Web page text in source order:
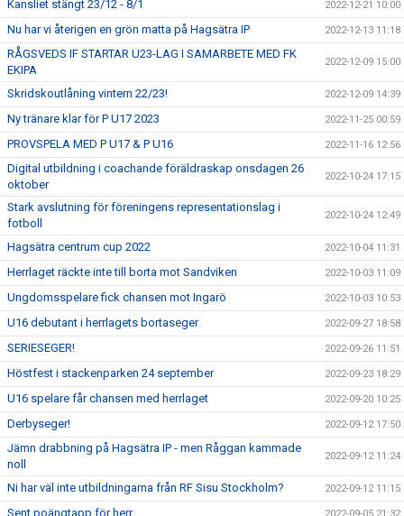
Kansliet stängt 23/12 - 8/1 2022-12-21 10:00
Nu har vi återigen en grön matta på Hagsätra IP 2022-12-13 11:18
RÅGSVEDS IF STARTAR U23-LAG I SAMARBETE MED FK
EKIPA
2022-12-09 15:00
Skridskoutlåning vintern 22/23! 2022-12-09 14:39
Ny tränare klar för P U17 2023 2022-11-25 00:59
PROVSPELA MED P U17 & P U16 2022-11-16 12:56
Digital utbildning i coachande föräldraskap onsdagen 26
oktober
2022-10-24 17:15
Stark avslutning för föreningens representationslag i
fotboll
2022-10-24 12:49
Hagsätra centrum cup 2022 2022-10-04 11:31
Herrlaget räckte inte till borta mot Sandviken 2022-10-03 11:09
Ungdomsspelare fick chansen mot Ingarö 2022-10-03 10:53
U16 debutant i herrlagets bortaseger 2022-09-27 18:58
SERIESEGER! 2022-09-26 11:51
Höstfest i stackenparken 24 september 2022-09-23 18:29
U16 spelare får chansen med herrlaget 2022-09-20 10:25
Derbyseger! 2022-09-12 17:50
Jämn drabbning på Hagsätra IP - men Råggan kammade
noll
2022-09-12 11:24
Ni har väl inte utbildningarna från RF Sisu Stockholm? 2022-09-12 11:15
Sent poängtapp för herr